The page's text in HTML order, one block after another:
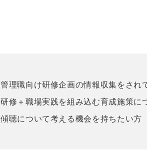
管理職向け研修企画の情報収集をされ
研修＋職場実践を組み込む育成施策に
傾聴について考える機会を持ちたい方